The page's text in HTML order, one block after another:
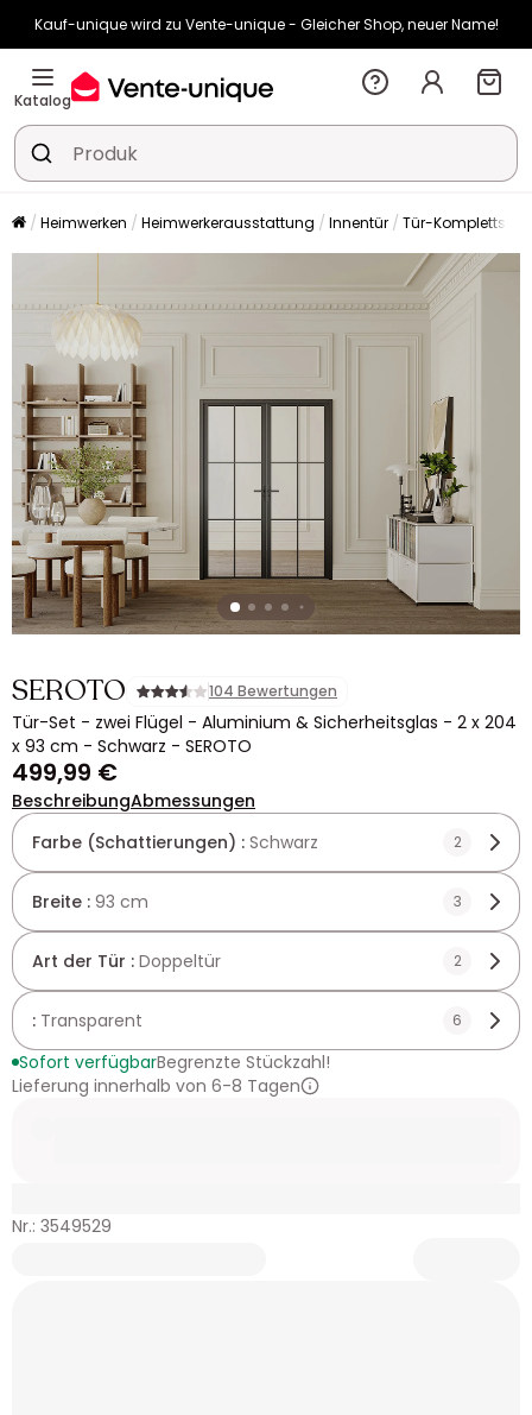
Kauf-unique wird zu Vente-unique - Gleicher Shop, neuer Name!
-10% ab 400€ mitHEAT10auf Vente-unique-Produkte
Noch:
Katalog
Heimwerken Heimwerkerausstattung Innentür Tür-Komplettsets
SEROTO 104 Bewertungen
Tür-Set - zwei Flügel - Aluminium & Sicherheitsglas - 2 x 204
x 93 cm - Schwarz - SEROTO
499,99 €
BeschreibungAbmessungen
Farbe (Schattierungen) : Schwarz 2
Breite : 93 cm 3
Art der Tür : Doppeltür 2
: Transparent 6
Sofort verfügbarBegrenzte Stückzahl!
Lieferung innerhalb von 6-8 Tagen
Nr.: 3549529